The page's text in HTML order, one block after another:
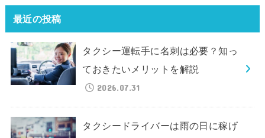
最近の投稿
タクシー運転手に名刺は必要？知っ
ておきたいメリットを解説
2026.07.31
タクシードライバーは雨の日に稼げ